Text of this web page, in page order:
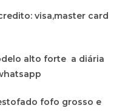
visa,master card
alto forte a diária
fofo grosso e